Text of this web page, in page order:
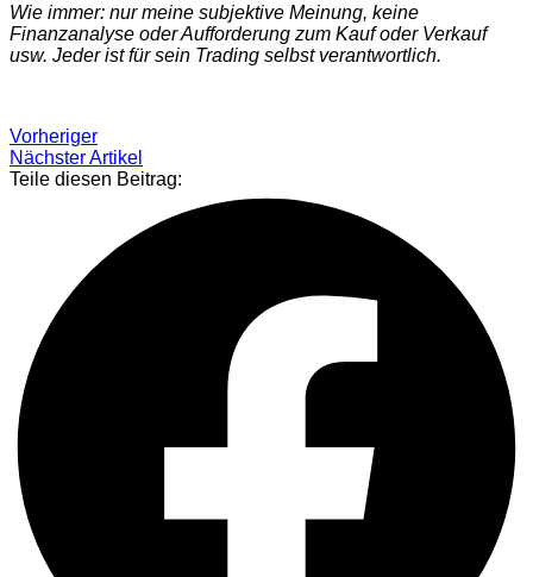
Wie immer: nur meine subjektive Meinung, keine
Finanzanalyse oder Aufforderung zum Kauf oder Verkauf
usw. Jeder ist für sein Trading selbst verantwortlich.
Vorheriger
Nächster Artikel
Teile diesen Beitrag: